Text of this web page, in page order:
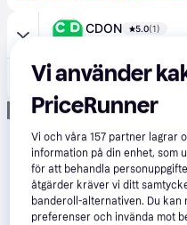
CDON 5.0(1)
Annons
Vi använder
PriceRunner
Vi och våra157 partner lagrar
information på din enhet, som
för att behandla
åtgärder kräver vi ditt
banderoll-alternativen. Du kan
preferenser och invända mot